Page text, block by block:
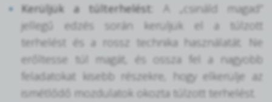
Kerüljük a túlterhelést:
A „csináld magad”
jellegű edzés során kerüljük el a túlzott
terhelést és a rossz technika használatát. Ne
erőltesse túl magát, és ossza fel a nagyobb
feladatokat kisebb részekre, hogy elkerülje az
ismétlődő mozdulatok okozta túlzott terhelést.